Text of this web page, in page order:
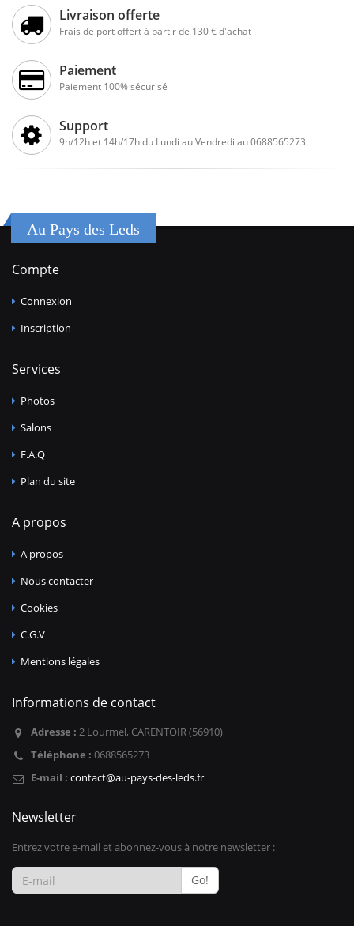
Livraison offerte
Frais de port offert à partir de 130 € d'achat
Paiement
Paiement 100% sécurisé
Support
9h/12h et 14h/17h du Lundi au Vendredi au 0688565273
Au Pays des Leds
Compte
Connexion
Inscription
Services
Photos
Salons
F.A.Q
Plan du site
A propos
A propos
Nous contacter
Cookies
C.G.V
Mentions légales
Informations de contact
Adresse : 2 Lourmel, CARENTOIR (56910)
Téléphone : 0688565273
E-mail : contact@au-pays-des-leds.fr
Newsletter
Entrez votre e-mail et abonnez-vous à notre newsletter :
Go!